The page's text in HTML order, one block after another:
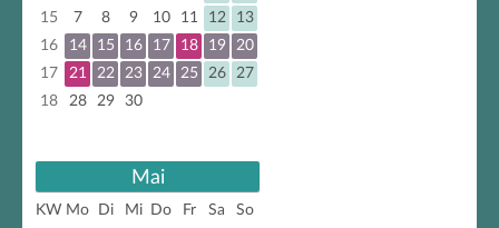
15
7 8 9 10 11 12
13
16
14 15 16 17 18 19
20
17
21 22 23 24 25 26
27
18
28 29 30
Mai
KW Mo Di Mi Do Fr Sa
So